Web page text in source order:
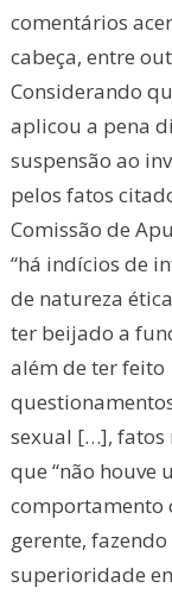
comentários
cabeça, entre
Considerando
aplicou a pena
suspensão ao
pelos fatos
Comissão de
“há indícios de
de natureza
ter beijado a
além de ter feito
sexual […], fatos
que “não houve
comportamento
gerente,
superioridade